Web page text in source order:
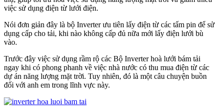
việc sử dụng điện từ lưới điện.
Nói đơn giản đây là bộ Inverter ưu tiên lấy điện từ các tấm pin để sử
dụng cấp cho tải, khi nào không cấp đủ nữa mới lấy điện lưới bù
vào.
Trước đây việc sử dụng rầm rộ các Bộ Inverter hoà lưới bám tải
ngay khi có phong phanh về việc nhà nước có thu mua điện từ các
dự án năng lượng mặt trời. Tuy nhiên, đó là một câu chuyện buồn
đối với anh em trong lĩnh vực này.